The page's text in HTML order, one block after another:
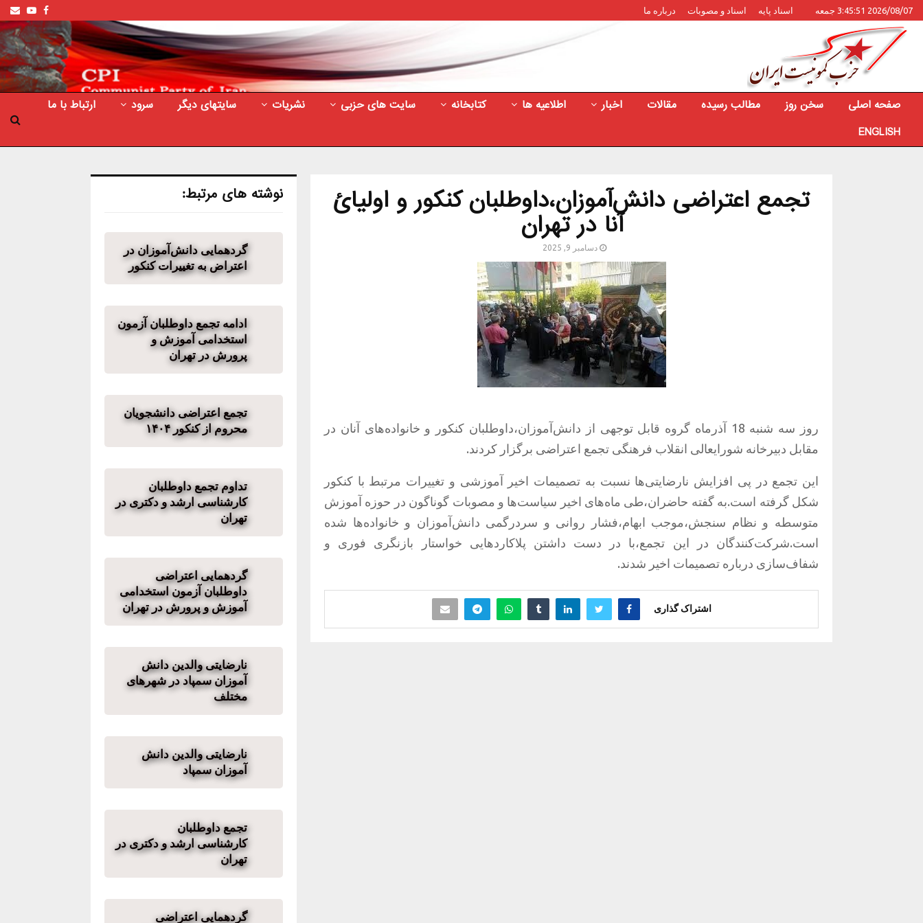
2026/08/07 3:45:51 جمعه اسناد پایه اسناد و مصوبات درباره ما Facebook
صفحه اصلی سخن روز مطالب رسیده مقالات اخبار اطلاعیه ها کتابخانه سایت های حزبی نشریات سایتهای دیگر سرود
ارتباط با ما
ENGLISH
تجمع اعتراضی دانش‌آموزان،داوطلبان کنکور و اولیائ
آنا در تهران
دسامبر 9, 2025
روز سه شنبه 18 آذرماه گروه قابل توجهی از دانش‌آموزان،داوطلبان کنکور و خانواده‌های آنان در
مقابل دبیرخانه شورایعالی انقلاب فرهنگی تجمع اعتراضی برگزار کردند.
این تجمع در پی افزایش نارضایتی‌ها نسبت به تصمیمات اخیر آموزشی و تغییرات مرتبط با کنکور
شکل گرفته است.به گفته حاضران،طی ماه‌های اخیر سیاست‌ها و مصوبات گوناگون در حوزه آموزش
متوسطه و نظام سنجش،موجب ابهام،فشار روانی و سردرگمی دانش‌آموزان و خانواده‌ها شده
است.شرکت‌کنندگان در این تجمع،با در دست داشتن پلاکاردهایی خواستار بازنگری فوری و
شفاف‌سازی درباره تصمیمات اخیر شدند.
اشتراک گذاری
نوشته های مرتبط:
گردهمایی دانش‌آموزان در
اعتراض به تغییرات کنکور
ادامه تجمع داوطلبان آزمون
استخدامی آموزش و
پرورش در تهران
تجمع اعتراضی دانشجویان
محروم از کنکور ١۴٠۴
تداوم تجمع داوطلبان
کارشناسی ارشد و دکتری در
تهران
گردهمایی اعتراضی
داوطلبان آزمون استخدامی
آموزش و پرورش در تهران
نارضایتی والدین دانش
آموزان سمپاد در شهرهای
مختلف
نارضایتی والدین دانش
آموزان سمپاد
تجمع داوطلبان
کارشناسی ارشد و دکتری در
تهران
گردهمایی اعتراضی